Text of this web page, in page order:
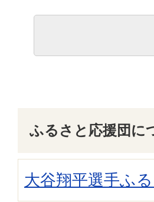
ふるさと応援団に
大谷翔平選手ふ